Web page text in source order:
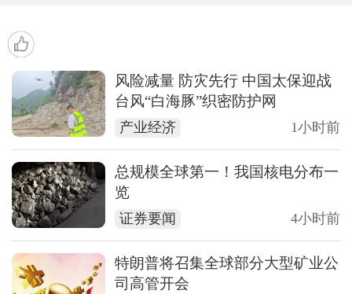
风险减量 防灾先行 中国太保迎战
台风“白海豚”织密防护网
产业经济 1小时前
总规模全球第一！我国核电分布一
览
证券要闻 4小时前
特朗普将召集全球部分大型矿业公
司高管开会